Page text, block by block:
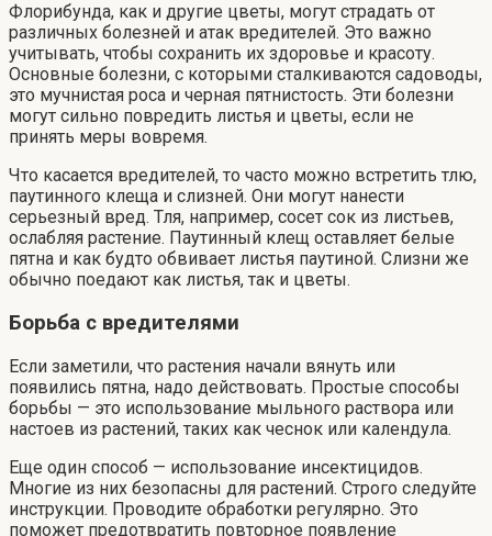
Флорибунда, как и другие цветы, могут страдать от
различных болезней и атак вредителей. Это важно
учитывать, чтобы сохранить их здоровье и красоту.
Основные болезни, с которыми сталкиваются садоводы,
это мучнистая роса и черная пятнистость. Эти болезни
могут сильно повредить листья и цветы, если не
принять меры вовремя.
Что касается вредителей, то часто можно встретить тлю,
паутинного клеща и слизней. Они могут нанести
серьезный вред. Тля, например, сосет сок из листьев,
ослабляя растение. Паутинный клещ оставляет белые
пятна и как будто обвивает листья паутиной. Слизни же
обычно поедают как листья, так и цветы.
Борьба с вредителями
Если заметили, что растения начали вянуть или
появились пятна, надо действовать. Простые способы
борьбы — это использование мыльного раствора или
настоев из растений, таких как чеснок или календула.
Еще один способ — использование инсектицидов.
Многие из них безопасны для растений. Строго следуйте
инструкции. Проводите обработки регулярно. Это
поможет предотвратить повторное появление